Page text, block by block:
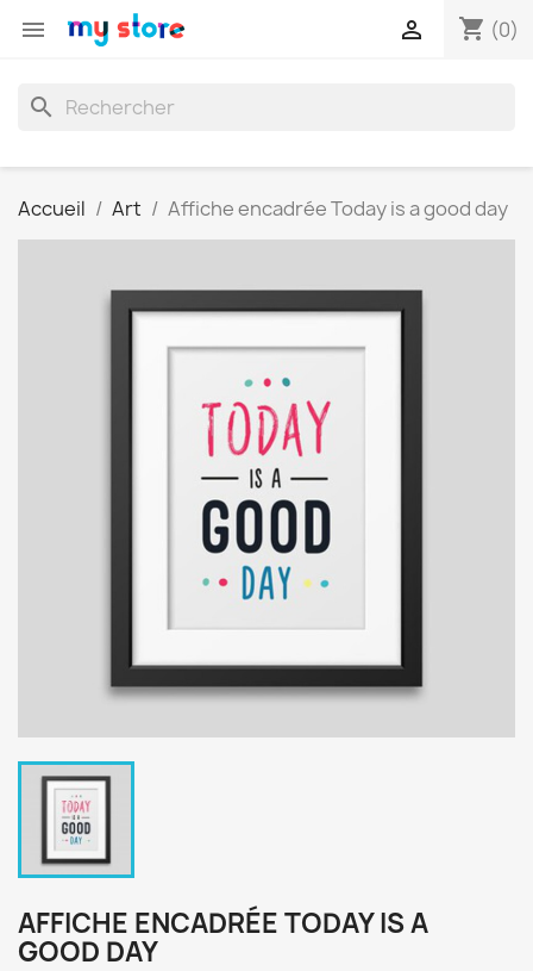
 shopping_cart (0)

search
Accueil Art Affiche encadrée Today is a good day
AFFICHE ENCADRÉE TODAY IS A
GOOD DAY